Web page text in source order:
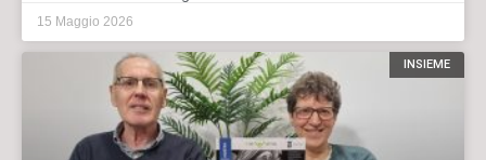
15 Maggio 2026
INSIEME